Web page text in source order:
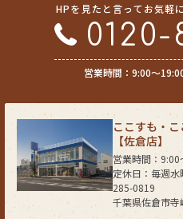
(1) 不動産についてのサービスの提供
(2) 不動産についてのサービスのア
(3) 不動産についてのサービスのお知
(4) ウェブサイトシステム管理会社（
(5) その他上記(1)から(4)に附随する業
なお、当社は、サイト管理会社が提
お客様の個人データをサイト管理会社
このように提供された個人データに
て管理されることとなります。
サイト管理会社は、そのサービスの
ルマガジンなどによる情報提供、お
HPを見たと言ってお気軽
0120-
営業時間：9:00〜
ここすも・
【佐倉店】
285-0819
千葉県佐倉市
営業時間：9:00
定休日：毎週水